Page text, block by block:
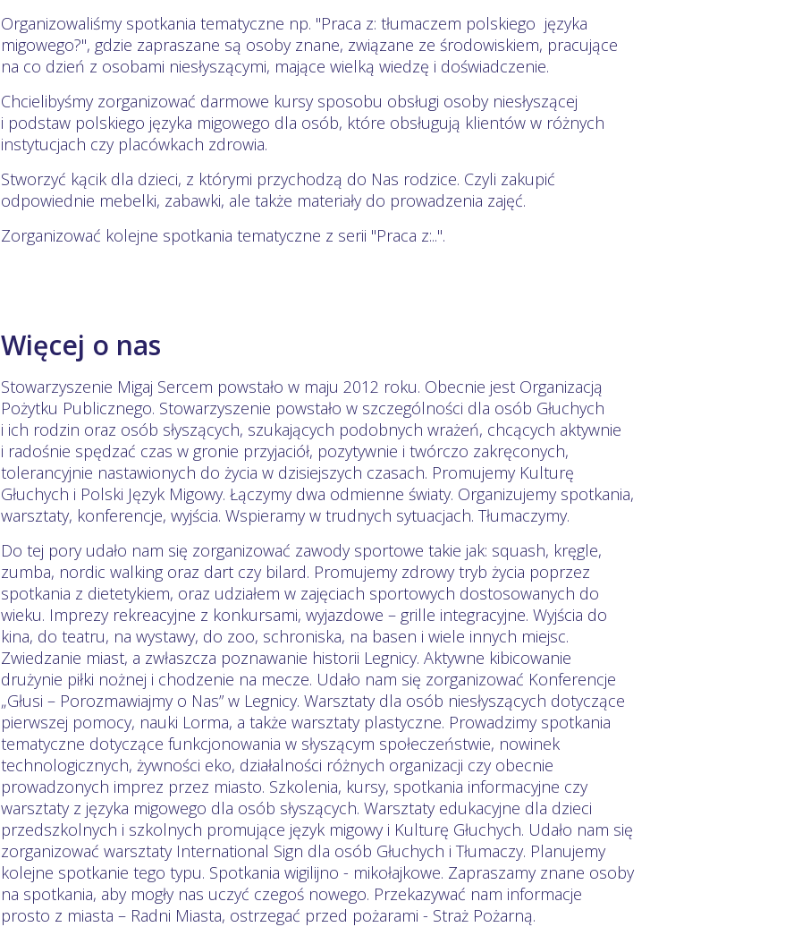
Organizowaliśmy spotkania tematyczne np. "Praca z: tłumaczem polskiego języka
migowego?", gdzie zapraszane są osoby znane, związane ze środowiskiem, pracujące
na co dzień z osobami niesłyszącymi, mające wielką wiedzę i doświadczenie.
Chcielibyśmy zorganizować darmowe kursy sposobu obsługi osoby niesłyszącej
i podstaw polskiego języka migowego dla osób, które obsługują klientów w różnych
instytucjach czy placówkach zdrowia.
Stworzyć kącik dla dzieci, z którymi przychodzą do Nas rodzice. Czyli zakupić
odpowiednie mebelki, zabawki, ale także materiały do prowadzenia zajęć.
Zorganizować kolejne spotkania tematyczne z serii "Praca z:..".
Więcej o nas
Stowarzyszenie Migaj Sercem powstało w maju 2012 roku. Obecnie jest Organizacją
Pożytku Publicznego. Stowarzyszenie powstało w szczególności dla osób Głuchych
i ich rodzin oraz osób słyszących, szukających podobnych wrażeń, chcących aktywnie
i radośnie spędzać czas w gronie przyjaciół, pozytywnie i twórczo zakręconych,
tolerancyjnie nastawionych do życia w dzisiejszych czasach. Promujemy Kulturę
Głuchych i Polski Język Migowy. Łączymy dwa odmienne światy. Organizujemy spotkania,
warsztaty, konferencje, wyjścia. Wspieramy w trudnych sytuacjach. Tłumaczymy.
Do tej pory udało nam się zorganizować zawody sportowe takie jak: squash, kręgle,
zumba, nordic walking oraz dart czy bilard. Promujemy zdrowy tryb życia poprzez
spotkania z dietetykiem, oraz udziałem w zajęciach sportowych dostosowanych do
wieku. Imprezy rekreacyjne z konkursami, wyjazdowe – grille integracyjne. Wyjścia do
kina, do teatru, na wystawy, do zoo, schroniska, na basen i wiele innych miejsc.
Zwiedzanie miast, a zwłaszcza poznawanie historii Legnicy. Aktywne kibicowanie
drużynie piłki nożnej i chodzenie na mecze. Udało nam się zorganizować Konferencje
„Głusi – Porozmawiajmy o Nas” w Legnicy. Warsztaty dla osób niesłyszących dotyczące
pierwszej pomocy, nauki Lorma, a także warsztaty plastyczne. Prowadzimy spotkania
tematyczne dotyczące funkcjonowania w słyszącym społeczeństwie, nowinek
technologicznych, żywności eko, działalności różnych organizacji czy obecnie
prowadzonych imprez przez miasto. Szkolenia, kursy, spotkania informacyjne czy
warsztaty z języka migowego dla osób słyszących. Warsztaty edukacyjne dla dzieci
przedszkolnych i szkolnych promujące język migowy i Kulturę Głuchych. Udało nam się
zorganizować warsztaty International Sign dla osób Głuchych i Tłumaczy. Planujemy
kolejne spotkanie tego typu. Spotkania wigilijno - mikołajkowe. Zapraszamy znane osoby
na spotkania, aby mogły nas uczyć czegoś nowego. Przekazywać nam informacje
prosto z miasta – Radni Miasta, ostrzegać przed pożarami - Straż Pożarną.